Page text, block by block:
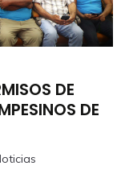
DE
DE